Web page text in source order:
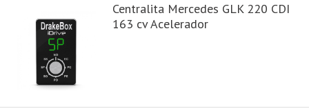
Centralita Mercedes GLK 220 CDI
163 cv Acelerador